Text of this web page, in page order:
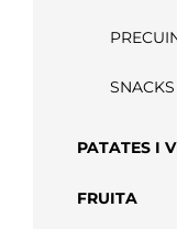
SNACKS
PATATES I
FRUITA